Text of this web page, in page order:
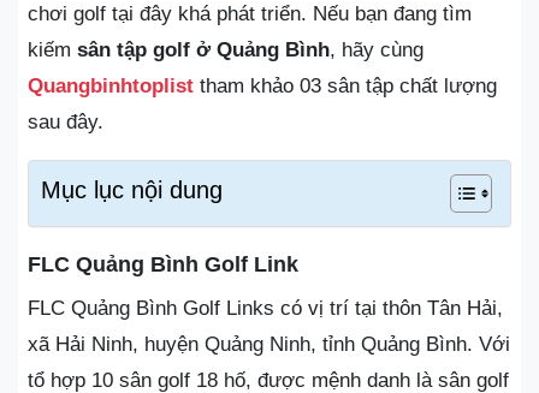
chơi golf tại đây khá phát triển. Nếu bạn đang tìm
kiếm sân tập golf ở Quảng Bình, hãy cùng
Quangbinhtoplist tham khảo 03 sân tập chất lượng
sau đây.
Mục lục nội dung
FLC Quảng Bình Golf Link
FLC Quảng Bình Golf Links có vị trí tại thôn Tân Hải,
xã Hải Ninh, huyện Quảng Ninh, tỉnh Quảng Bình. Với
tổ hợp 10 sân golf 18 hố, được mệnh danh là sân golf